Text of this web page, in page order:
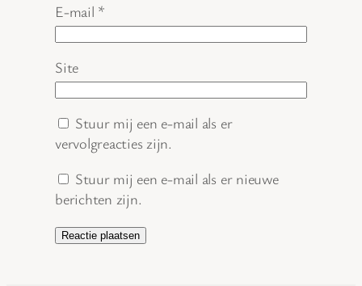
E-mail *
Site
Stuur mij een e-mail als er
vervolgreacties zijn.
Stuur mij een e-mail als er nieuwe
berichten zijn.